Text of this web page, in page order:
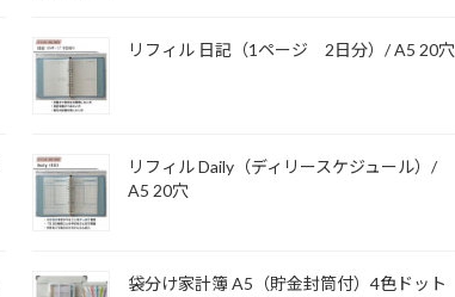
リフィル 日記（1ページ 2日分）/ A5 20穴
リフィル Daily（ディリースケジュール）/
A5 20穴
袋分け家計簿 A5（貯金封筒付）4色ドット